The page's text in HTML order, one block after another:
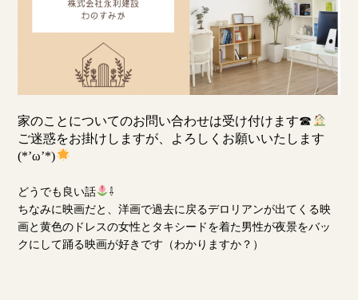
家のことについてのお問い合わせは受け付けます☎
ご迷惑をお掛けしますが、よろしくお願いいたします
(*’ω’*)
どうでも良い話
⇩
ちなみに映画だと、洋画で過去に戻るデロリアンが出てくる映
画と黄色のドレスの女性とタキシードを着た男性が夜景をバッ
クにして踊る映画が好きです（わかりますか？）